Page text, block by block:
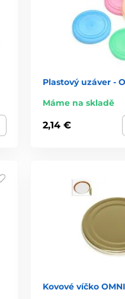
Plastový uzáver -
Máme na skladě
2,14 €
Kovové víčko